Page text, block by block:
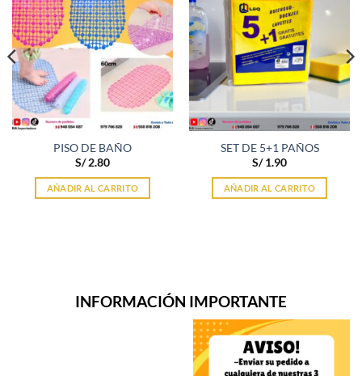
PISO DE BAÑO
S/2.80
AÑADIR AL CARRITO
SET DE 5+1 PAÑOS
S/1.90
AÑADIR AL CARRITO
INFORMACIÓN IMPORTANTE